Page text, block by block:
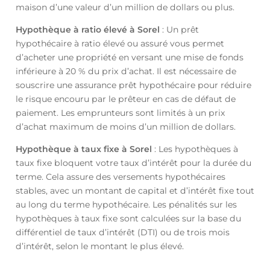
maison d’une valeur d’un million de dollars ou plus.
Hypothèque à ratio élevé à Sorel : Un prêt
hypothécaire à ratio élevé ou assuré vous permet
d’acheter une propriété en versant une mise de fonds
inférieure à 20 % du prix d’achat. Il est nécessaire de
souscrire une assurance prêt hypothécaire pour réduire
le risque encouru par le prêteur en cas de défaut de
paiement. Les emprunteurs sont limités à un prix
d’achat maximum de moins d’un million de dollars.
Hypothèque à taux fixe à Sorel : Les hypothèques à
taux fixe bloquent votre taux d’intérêt pour la durée du
terme. Cela assure des versements hypothécaires
stables, avec un montant de capital et d’intérêt fixe tout
au long du terme hypothécaire. Les pénalités sur les
hypothèques à taux fixe sont calculées sur la base du
différentiel de taux d’intérêt (DTI) ou de trois mois
d’intérêt, selon le montant le plus élevé.